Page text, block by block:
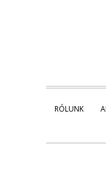
RÓLUNK